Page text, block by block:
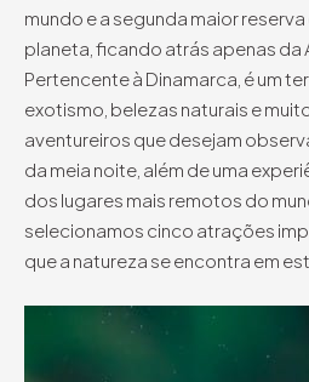
mundo e a segunda maior
planeta, ficando atrás apenas da
Pertencente à Dinamarca, é um
exotismo, belezas naturais e
aventureiros que desejam
da meia noite, além de uma
dos lugares mais remotos do
selecionamos cinco atrações
que a natureza se encontra em